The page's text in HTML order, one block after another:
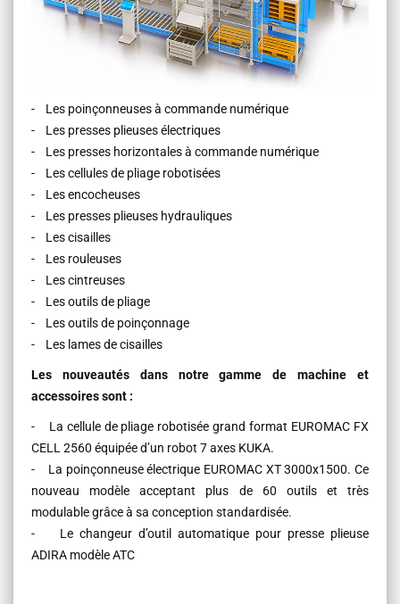
- Les poinçonneuses à commande numérique
- Les presses plieuses électriques
- Les presses horizontales à commande numérique
- Les cellules de pliage robotisées
- Les encocheuses
- Les presses plieuses hydrauliques
- Les cisailles
- Les rouleuses
- Les cintreuses
- Les outils de pliage
- Les outils de poinçonnage
- Les lames de cisailles
Les nouveautés dans notre gamme de machine et
accessoires sont :
- La cellule de pliage robotisée grand format EUROMAC FX
CELL 2560 équipée d’un robot 7 axes KUKA.
- La poinçonneuse électrique EUROMAC XT 3000x1500. Ce
nouveau modèle acceptant plus de 60 outils et très
modulable grâce à sa conception standardisée.
- Le changeur d’outil automatique pour presse plieuse
ADIRA modèle ATC